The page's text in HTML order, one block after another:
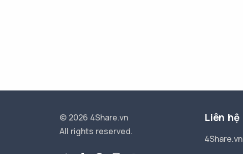
© 2026 4Share.vn
All rights reserved.
Liên hệ
4Share.vn